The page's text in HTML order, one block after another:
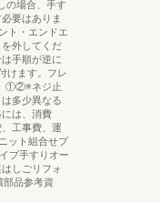
の場合、手す
要はありま
ト・エンドエ
外してくだ
手順が逆に
けます。フレ
①②※ネジ止
多少異なる
は、消費
工事費、運
ット組合せプ
プ手すりオー
しごリフォ
部品参考資